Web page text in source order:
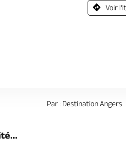
Voir
Par : Destination Angers